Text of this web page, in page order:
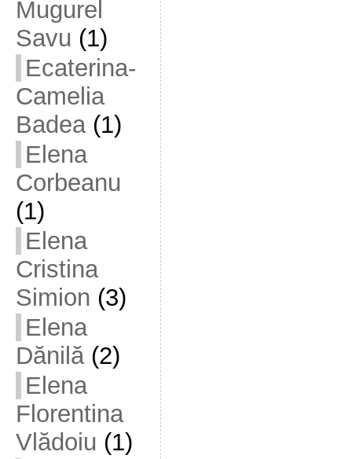
Mugurel
Savu (1)
Ecaterina-
Camelia
Badea(1)
Elena
Corbeanu
(1)
Elena
Cristina
Simion (3)
Elena
Dănilă(2)
Elena
Florentina
Vlădoiu (1)